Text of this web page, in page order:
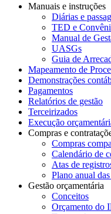
Manuais e instruções
Diárias e
TED e
Manual de
UASGs
Guia de
Mapeamento de
Demonstrações
Pagamentos
Relatórios de gestão
Terceirizados
Execução
Compras e
Compras
Calendário de
Atas de
Plano anual
Gestão orçamentária
Conceitos
Orçamento do